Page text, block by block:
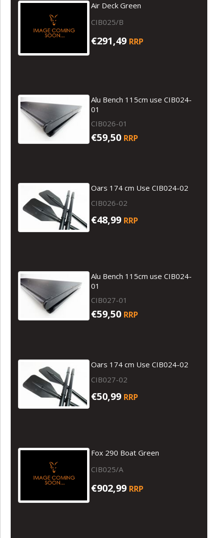
Air Deck Green
CIB025/B
€291,49 RRP
Alu Bench 115cm use CIB024-
01
CIB026-01
€59,50 RRP
Oars 174 cm Use CIB024-02
CIB026-02
€48,99 RRP
Alu Bench 115cm use CIB024-
01
CIB027-01
€59,50 RRP
Oars 174 cm Use CIB024-02
CIB027-02
€50,99 RRP
Fox 290 Boat Green
CIB025/A
€902,99 RRP